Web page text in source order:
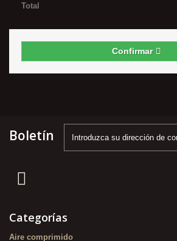
Total
Confirmar
Boletín
Categorías
Aire comprimido